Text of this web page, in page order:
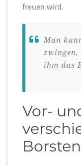
freuen wird.
Man
zwingen,
ihm das
Vor-